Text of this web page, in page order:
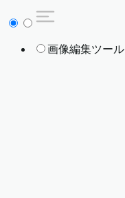
画像編集ツール